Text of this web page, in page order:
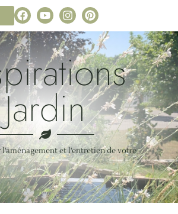
Jardin
et l'entretien de votre